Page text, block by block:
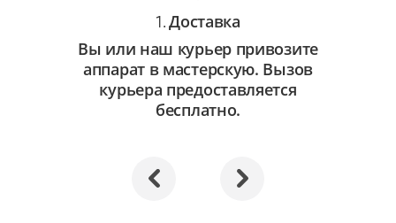
1.Доставка
Вы или наш курьер привозите
аппарат в мастерскую. Вызов
курьера предоставляется
бесплатно.